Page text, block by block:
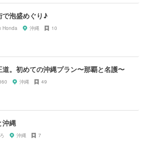
で泡盛めぐり♪
Honda 沖縄 10
道。初めての沖縄プラン〜那覇と名護〜
沖縄 49
沖縄
沖縄 7